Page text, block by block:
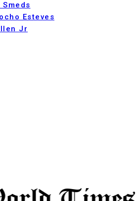
Esteves
Jr